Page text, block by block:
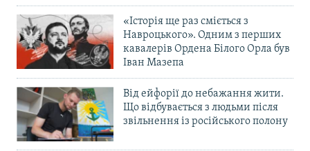
«Історія ще раз сміється з
Навроцького». Одним з перших
кавалерів Ордена Білого Орла був
Іван Мазепа
Від ейфорії до небажання жити.
Що відбувається з людьми після
звільнення із російського полону